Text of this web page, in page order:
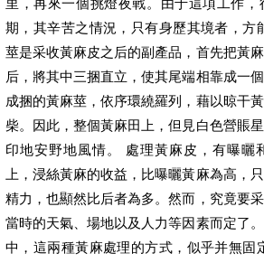
里，再來一個挑燈夜戰。由于這項工作，
期，其辛苦之情況，只有身歷其境者，方
莖是采收黃麻皮之后的副產品，首先把黃
后，將其中三捆直立，使其尾端相靠成一
成捆的黃麻莖，依序環繞羅列，藉以晾干
柴。因此，整個黃麻田上，但見白色營賬
印地安野地風情。 處理黃麻皮，有曝曬
上，浸絲黃麻的收益，比曝曬黃麻為高，
精力，也顯然比后者為多。然而，究竟要
當時的天氣、場地以及人力等因素而定了
中，這兩種黃麻處理的方式，似乎并無固